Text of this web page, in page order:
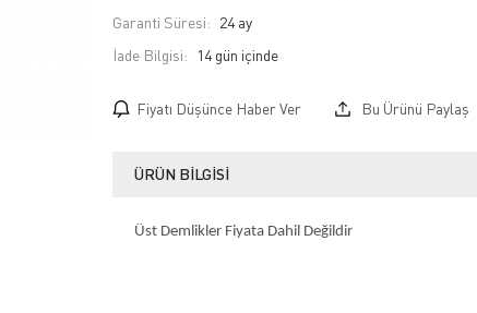
Garanti Süresi: 24 ay
İade Bilgisi:
Fiyatı Düşünce Haber Ver Bu Ürünü Paylaş
ÜRÜN BILGISI
Üst Demlikler Fiyata Dahil Değildir